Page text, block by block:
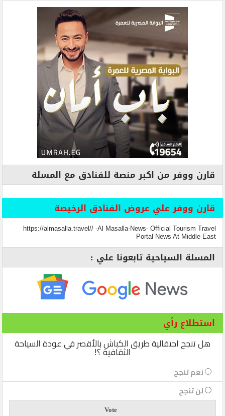
قارن ووفر من اكبر منصة للفنادق مع المسلة
قارن ووفر علي عروض الفنادق الرخيصة
https://almasalla.travel// -Al Masalla-News- Official Tourism Travel
Portal News At Middle East
المسلة السياحية تابعونا علي :
استطلاع رأي
هل تنجح احتفالية طريق الكباش بالأقصر في عودة السياحة
الثقافية ؟!
نعم تنجح
لن تنجح